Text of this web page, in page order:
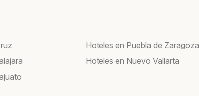
Hoteles en Puebla de Zaragoza
Hoteles en Nuevo Vallarta